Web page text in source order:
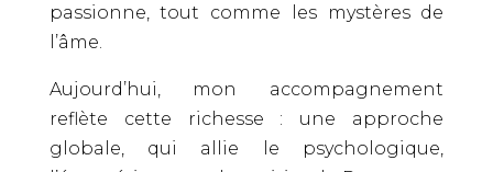
passionne, tout comme les mystères de
l’âme.
Aujourd’hui, mon accompagnement
reflète cette richesse : une approche
globale, qui allie le psychologique,